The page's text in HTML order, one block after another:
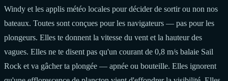
Windy et les applis météo locales pour décider de sortir ou non nos
bateaux. Toutes sont conçues pour les navigateurs — pas pour les
plongeurs. Elles te donnent la vitesse du vent et la hauteur des
vagues. Elles ne te disent pas qu'un courant de 0,8 m/s balaie Sail
Rock et va gâcher ta plongée — apnée ou bouteille. Elles ignorent